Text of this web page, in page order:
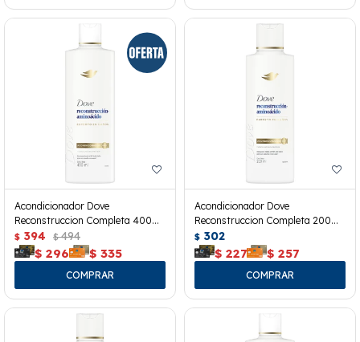
Acondicionador Dove
Reconstruccion Completa 400
Ml.
$ 394 $ 494
$ 296 $ 335
Acondicionador Dove
Reconstruccion Completa 200
Ml.
$ 302
$ 227 $ 257